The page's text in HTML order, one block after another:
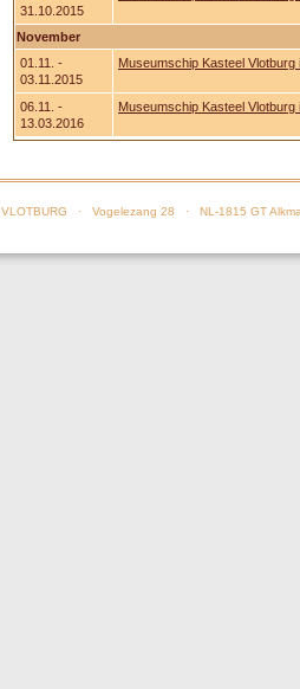
31.10.2015
November
01.11. -
03.11.2015
Museumschip Kasteel Vlotburg
06.11. -
13.03.2016
Museumschip Kasteel Vlotburg
VLOTBURG · Vogelezang 28 · NL-1815 GT